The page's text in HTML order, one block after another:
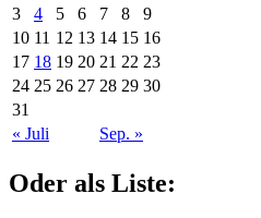
3
4 5 6 7 8
9
10 11 12 13 14 15 16
17 18 19 20 21 22 23
24 25 26 27 28 29 30
31
« Juli
Sep. »
Oder als Liste: